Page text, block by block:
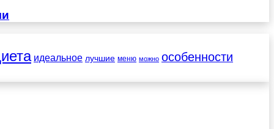
идеальное лучшие меню можно особенности